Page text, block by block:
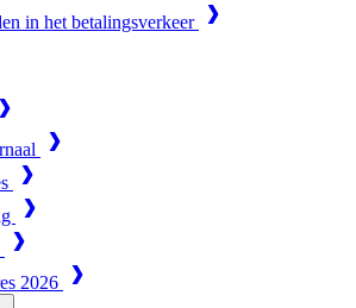
in het betalingsverkeer
2026